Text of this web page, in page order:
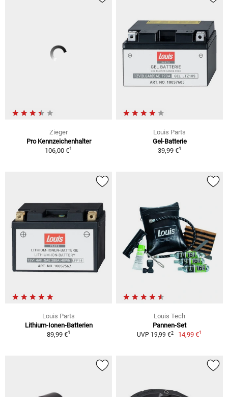
Zieger
Pro Kennzeichenhalter
106,00 €1
Louis Parts
Gel-Batterie
39,99 €1
Louis Parts
Lithium-Ionen-Batterien
89,99 €1
Louis Tech
Pannen-Set
UVP 19,99 €2 14,99 €1